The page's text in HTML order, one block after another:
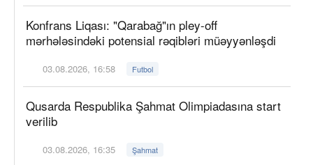
Konfrans Liqası: "Qarabağ"ın pley-off
mərhələsindəki potensial rəqibləri müəyyənləşdi
03.08.2026, 16:58 Futbol
Qusarda Respublika Şahmat Olimpiadasına start
verilib
03.08.2026, 16:35 Şahmat